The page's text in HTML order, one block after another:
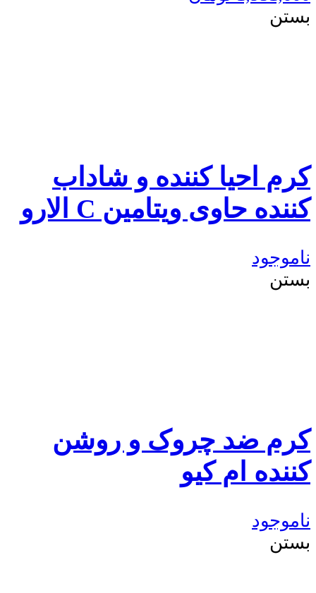
بستن
کرم احیا‎ کننده و شاداب
ناموجود
بستن
کرم ضد چروک و روشن
کننده ام کیو
ناموجود
بستن